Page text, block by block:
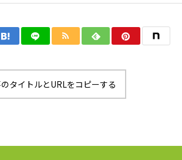
タイトルとURLをコピーする